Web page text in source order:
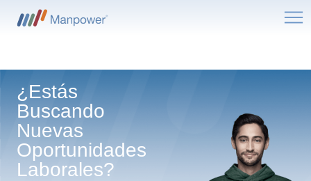
¿Estás
Buscando
Nuevas
Oportunidades
Laborales?